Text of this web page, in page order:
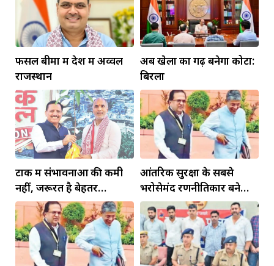
फसल बीमा में देश में अव्वल
राजस्थान
अब खेलों का गढ़ बनेगा कोटा:
बिरला
टोंक में संभावनाओं की कमी
नहीं, जरूरत है बेहतर
इंफ्रास्ट्रक्चर की
आंतरिक सुरक्षा के सबसे
भरोसेमंद रणनीतिकार बने
रहेंगे गोविंद मोहन